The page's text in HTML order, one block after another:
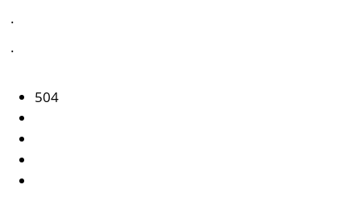
.
.
504